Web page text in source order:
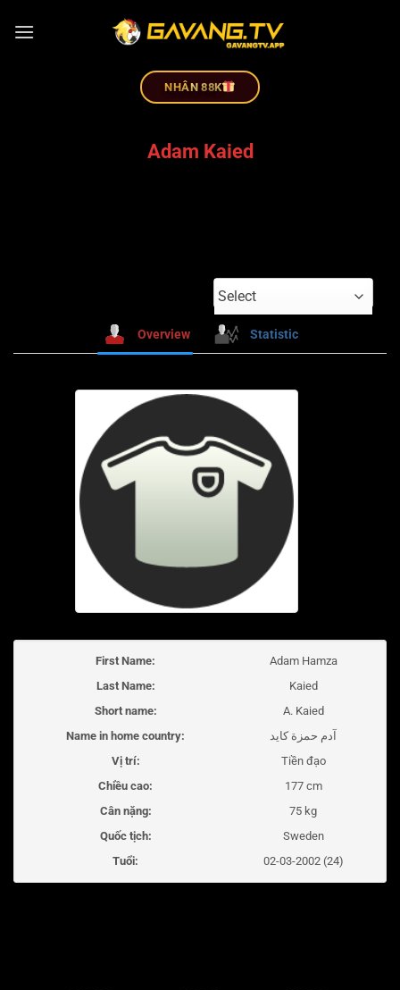
NHÂN 88K
Adam Kaied
Select
Overview Statistic
First Name:
Adam Hamza
Last Name:
Kaied
Short name:
A. Kaied
Name in home country:
آدم حمزة كايد
Vị trí:
Tiền đạo
Chiều cao:
177 cm
Cân nặng:
75 kg
Quốc tịch:
Sweden
Tuổi:
02-03-2002 (24)